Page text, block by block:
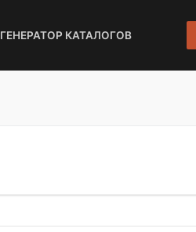
ГЕНЕРАТОР КАТАЛОГОВ